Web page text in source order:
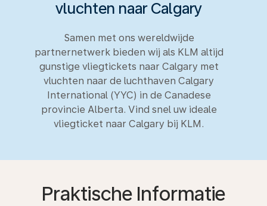
vluchten naar Calgary
Samen met ons wereldwijde
partnernetwerk bieden wij als KLM altijd
gunstige vliegtickets naar Calgary met
vluchten naar de luchthaven Calgary
International (YYC) in de Canadese
provincie Alberta. Vind snel uw ideale
vliegticket naar Calgary bij KLM.
Praktische Informatie